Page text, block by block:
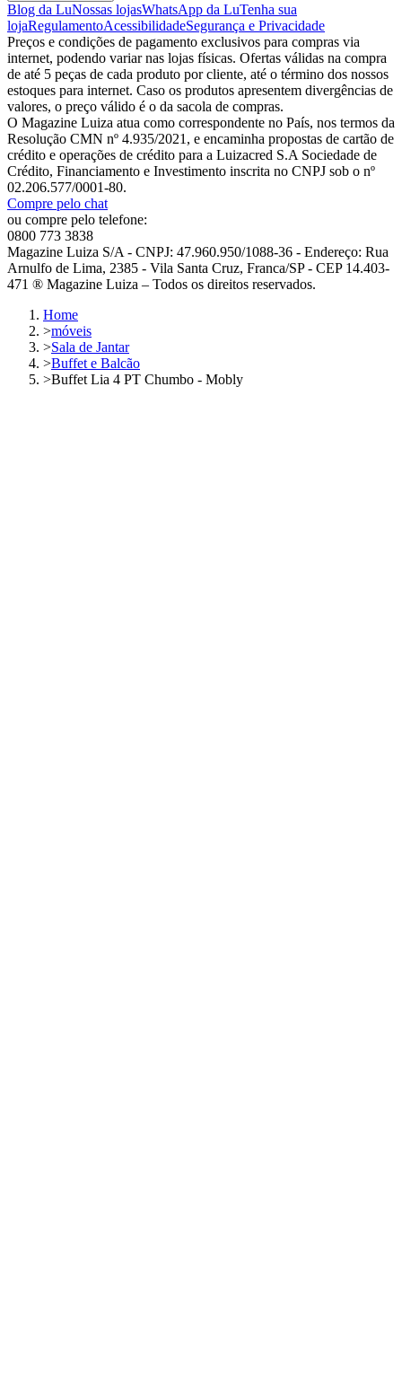
Blog da LuNossas lojasWhatsApp da LuTenha sua
lojaRegulamentoAcessibilidadeSegurança e Privacidade
Preços e condições de pagamento exclusivos para compras via
internet, podendo variar nas lojas físicas. Ofertas válidas na compra
de até 5 peças de cada produto por cliente, até o término dos nossos
estoques para internet. Caso os produtos apresentem divergências de
valores, o preço válido é o da sacola de compras.
O Magazine Luiza atua como correspondente no País, nos termos da
Resolução CMN nº 4.935/2021, e encaminha propostas de cartão de
crédito e operações de crédito para a Luizacred S.A Sociedade de
Crédito, Financiamento e Investimento inscrita no CNPJ sob o nº
02.206.577/0001-80.
Compre pelo chat
ou compre pelo telefone:
0800 773 3838
Magazine Luiza S/A - CNPJ: 47.960.950/1088-36 - Endereço: Rua
Arnulfo de Lima, 2385 - Vila Santa Cruz, Franca/SP - CEP 14.403-
471 ® Magazine Luiza – Todos os direitos reservados.
Home
>móveis
>Sala de Jantar
>Buffet e Balcão
>Buffet Lia 4 PT Chumbo - Mobly